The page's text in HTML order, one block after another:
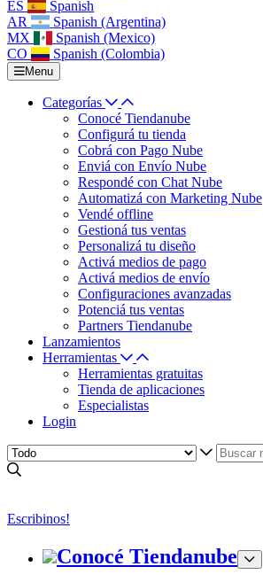
ES
Spanish
AR
Spanish (Argentina)
MX
Spanish (Mexico)
CO
Spanish (Colombia)
Menu
Categorías
Conocé Tiendanube
Configurá tu tienda
Cobrá con Pago Nube
Enviá con Envío Nube
Respondé con Chat Nube
Automatizá con Marketing Nube
Vendé offline
Gestioná tus ventas
Personalizá tu diseño
Activá medios de pago
Activá medios de envío
Configuraciones avanzadas
Potenciá tus ventas
Partners Tiendanube
Lanzamientos
Herramientas
Herramientas gratuitas
Tienda de aplicaciones
Especialistas
Login
Escribinos!
Conocé Tiendanube